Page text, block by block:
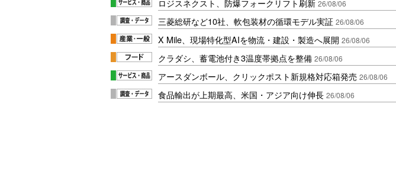
ロジスネクスト、防爆フォークリフト刷新 26/08/06
三菱総研など10社、軟包装材の循環モデル実証 26/08/06
X Mile、現場特化型AIを物流・建設・製造へ展開 26/08/06
クラダシ、蓄電池付き3温度帯拠点を整備 26/08/06
アースダンボール、クリックポスト新規格対応箱発売 26/08/06
食品輸出が上期最高、米国・アジア向け伸長 26/08/06